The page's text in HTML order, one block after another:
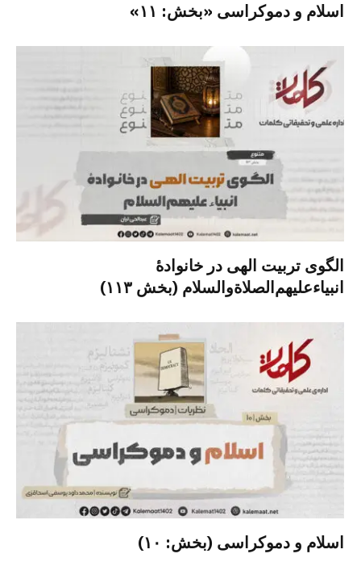
اسلام و دموکراسی «بخش: ۱۱»
الگوی تربیت الهی در خانوادۀ
انبیاءعلیهم‌الصلاةو‌السلام (بخش ۱۱۳)
اسلام و دموکراسی (بخش: ۱۰)